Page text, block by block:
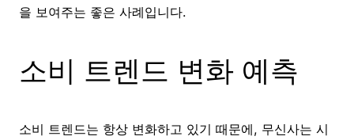
을 보여주는 좋은 사례입니다.
소비 트렌드 변화 예측
소비 트렌드는 항상 변화하고 있기 때문에, 무신사는 시